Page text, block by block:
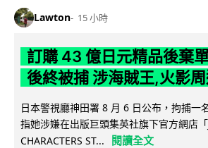
Lawton 15 小時
訂購 43 億日元精品後棄
後終被捕 涉海賊王,火影
日本警視廳神田署 8 月 6 日公布，拘捕一
指她涉嫌在出版巨頭集英社旗下官方網店
CHARACTERS ST...
閱讀全文